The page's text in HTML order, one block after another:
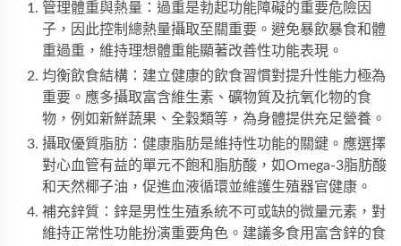
管理體重與熱量：過重是勃起功能障礙的重要危險因
子，因此控制總熱量攝取至關重要。避免暴飲暴食和體
重過重，維持理想體重能顯著改善性功能表現。
均衡飲食結構：建立健康的飲食習慣對提升性能力極為
重要。應多攝取富含維生素、礦物質及抗氧化物的食
物，例如新鮮蔬果、全穀類等，為身體提供充足營養。
攝取優質脂肪：健康脂肪是維持性功能的關鍵。應選擇
對心血管有益的單元不飽和脂肪酸，如Omega-3脂肪酸
和天然椰子油，促進血液循環並維護生殖器官健康。
補充鋅質：鋅是男性生殖系統不可或缺的微量元素，對
維持正常性功能扮演重要角色。建議多食用富含鋅的食